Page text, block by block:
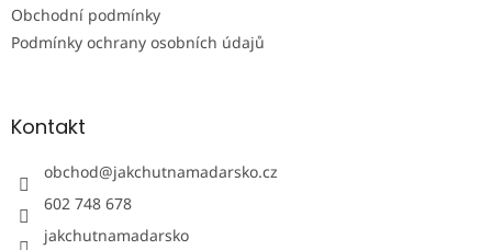
Obchodní podmínky
Podmínky ochrany osobních údajů
Kontakt
obchod@jakchutnamadarsko.cz
602 748 678
jakchutnamadarsko